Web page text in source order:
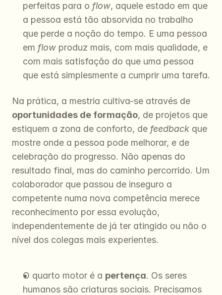
perfeitas para o flow, aquele estado em que
a pessoa está tão absorvida no trabalho
que perde a noção do tempo. E uma pessoa
em flow produz mais, com mais qualidade, e
com mais satisfação do que uma pessoa
que está simplesmente a cumprir uma tarefa.
oportunidades de formação, de projetos que
estiquem a zona de conforto, de feedback que
mostre onde a pessoa pode melhorar, e de
celebração do progresso. Não apenas do
resultado final, mas do caminho percorrido. Um
colaborador que passou de inseguro a
competente numa nova competência merece
reconhecimento por essa evolução,
independentemente de já ter atingido ou não o
nível dos colegas mais experientes.
O quarto motor é a pertença. Os seres
humanos são criaturas sociais. Precisamos